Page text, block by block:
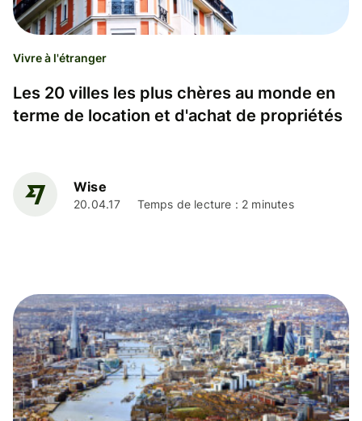
Vivre à l'étranger
Les 20 villes les plus chères au monde en
terme de location et d'achat de propriétés
Wise
20.04.17 Temps de lecture : 2 minutes